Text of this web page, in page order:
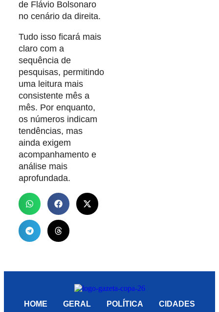
de Flávio Bolsonaro
no cenário da direita.
Tudo isso ficará mais
claro com a
sequência de
pesquisas, permitindo
uma leitura mais
consistente mês a
mês. Por enquanto,
os números indicam
tendências, mas
ainda exigem
acompanhamento e
análise mais
aprofundada.
HOME GERAL POLÍTICA CIDADES